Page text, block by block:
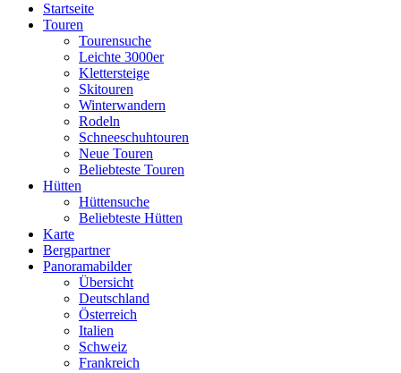
Startseite
Touren
Tourensuche
Leichte 3000er
Klettersteige
Skitouren
Winterwandern
Rodeln
Schneeschuhtouren
Neue Touren
Beliebteste Touren
Hütten
Hüttensuche
Beliebteste Hütten
Karte
Bergpartner
Panoramabilder
Übersicht
Deutschland
Österreich
Italien
Schweiz
Frankreich